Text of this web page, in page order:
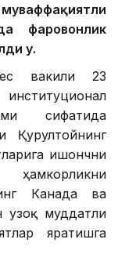
фаровонлик
у.
вакили 23
сифатида
Қурултойнинг
ишончни
Канада ва
узоқ муддатли
яратишга